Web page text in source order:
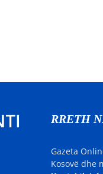
RRETH
Gazeta
Kosovë dhe